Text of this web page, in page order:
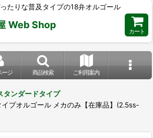
たりな普及タイプの18弁オルゴール
Web Shop
カート
ージ 商品検索 ご利用案内
タンダードタイプ
プオルゴール メカのみ【在庫品】(2.5ss-